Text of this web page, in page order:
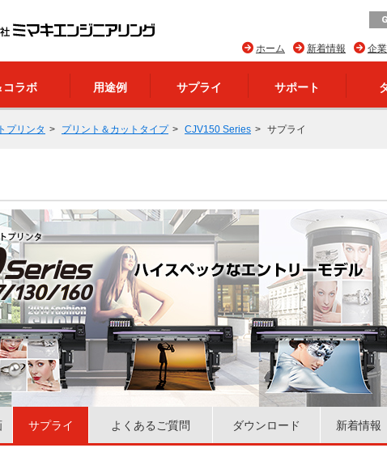
企
新着情報
ホーム
コラボ 用途例 サプライ サポート
プリンタ プリント＆カットタイプ CJV150 Series サプライ
サプライ よくあるご質問 ダウンロード 新着情報